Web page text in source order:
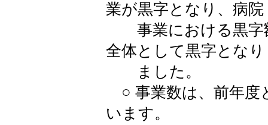
業が黒字となり、病院
事業における黒字
全体として黒字となり
ました。
○ 事業数は、前年度
います。